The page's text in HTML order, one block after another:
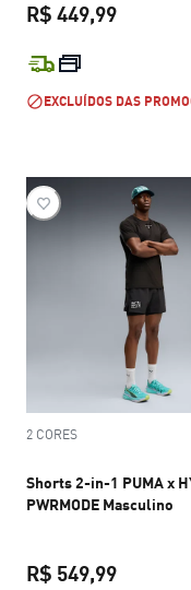
R$ 449,99
preço
EXCLUÍDOS DAS
2 CORES
Shorts 2-in-1 PUMA x
PWRMODE Masculino
R$ 549,99